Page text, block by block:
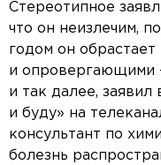
Стереотипное
что он неизлечим,
годом он
и опровергающими
и так далее,
и буду» на
консультант по
болезнь